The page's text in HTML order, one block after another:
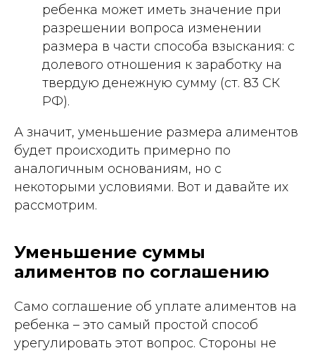
ребенка может иметь значение при
разрешении вопроса изменении
размера в части способа взыскания: с
долевого отношения к заработку на
твердую денежную сумму (ст. 83 СК
РФ).
А значит, уменьшение размера алиментов
будет происходить примерно по
аналогичным основаниям, но с
некоторыми условиями. Вот и давайте их
рассмотрим.
Уменьшение суммы
алиментов по соглашению
Само соглашение об уплате алиментов на
ребенка – это самый простой способ
урегулировать этот вопрос. Стороны не